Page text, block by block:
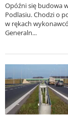
Opóźni się budowa
Podlasiu. Chodzi o
w rękach
Generaln...